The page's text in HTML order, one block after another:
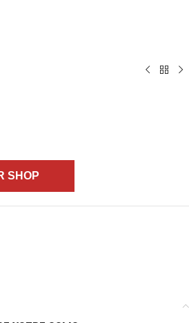
SHOP